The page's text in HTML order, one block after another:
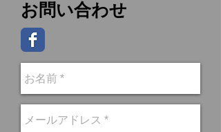
お問い合わせ